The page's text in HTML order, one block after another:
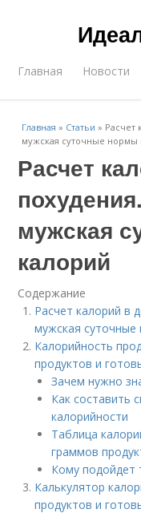
Главная Новости
Главная » Статьи » Расчет
мужская суточные нормы
Расчет
мужская
калорий
Содержание
Расчет калорий в
мужская
Калорийность
продуктов и
Зачем нужно
Как составить
калорийности
Таблица
граммов
Кому подойдет
Калькулятор
продуктов и